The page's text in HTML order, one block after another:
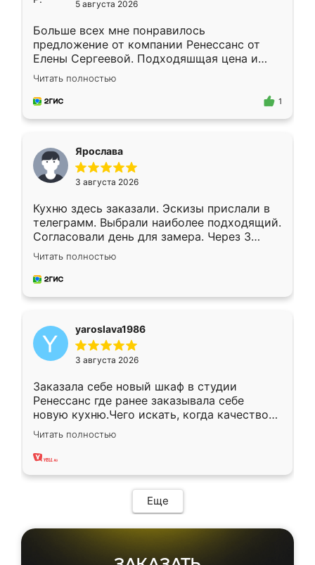
5 августа 2026
Больше всех мне понравилось
предложение от компании Ренессанс от
Елены Сергеевой. Подходяшщая цена и
короткие сроки изготовления. Приехавший
для замера сотрудник Владислав
предложил по моему эскизу самый
Читать полностью
1
Ярослава
3 августа 2026
Кухню здесь заказали. Эскизы прислали в
телеграмм. Выбрали наиболее подходящий.
Согласовали день для замера. Через 3
недели кухня была уже готова. Остались
довольны работой. Спасибо Ренессанс
мебель за качественную работу!
Читать полностью
yaroslava1986
3 августа 2026
Заказала себе новый шкаф в студии
Ренессанс где ранее заказывала себе
новую кухню.Чего искать, когда качеством
вполне довольна. Служит кухня уже почти
два года, нареканий нет.
Читать полностью
Еще